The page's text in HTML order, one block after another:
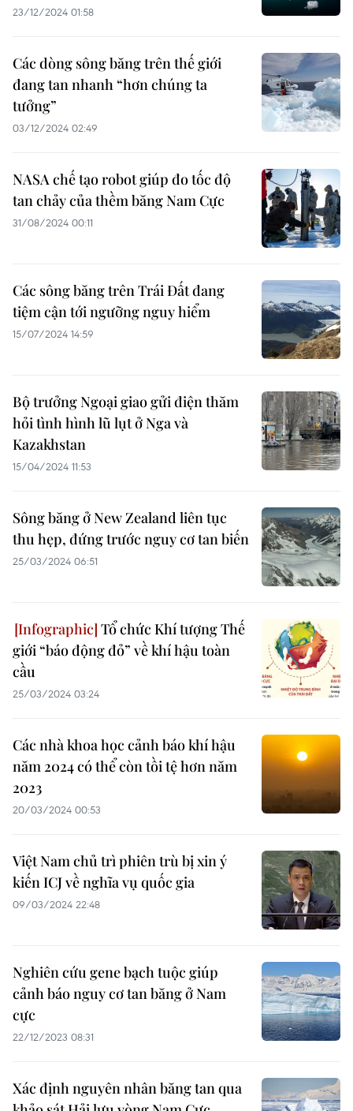
23/12/2024 01:58
Các dòng sông băng trên thế giới
đang tan nhanh “hơn chúng ta
tưởng”
03/12/2024 02:49
NASA chế tạo robot giúp đo tốc độ
tan chảy của thềm băng Nam Cực
31/08/2024 00:11
Các sông băng trên Trái Đất đang
tiệm cận tới ngưỡng nguy hiểm
15/07/2024 14:59
Bộ trưởng Ngoại giao gửi điện thăm
hỏi tình hình lũ lụt ở Nga và
Kazakhstan
15/04/2024 11:53
Sông băng ở New Zealand liên tục
thu hẹp, đứng trước nguy cơ tan biến
25/03/2024 06:51
Tổ chức Khí tượng Thế
giới “báo động đỏ” về khí hậu toàn
cầu
25/03/2024 03:24
Các nhà khoa học cảnh báo khí hậu
năm 2024 có thể còn tồi tệ hơn năm
2023
20/03/2024 00:53
Việt Nam chủ trì phiên trù bị xin ý
kiến ICJ về nghĩa vụ quốc gia
09/03/2024 22:48
Nghiên cứu gene bạch tuộc giúp
cảnh báo nguy cơ tan băng ở Nam
cực
22/12/2023 08:31
Xác định nguyên nhân băng tan qua